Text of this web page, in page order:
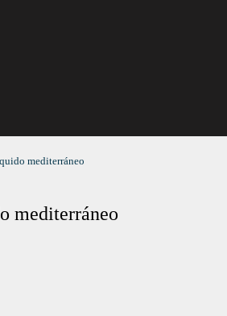
mediterráneo
mediterráneo